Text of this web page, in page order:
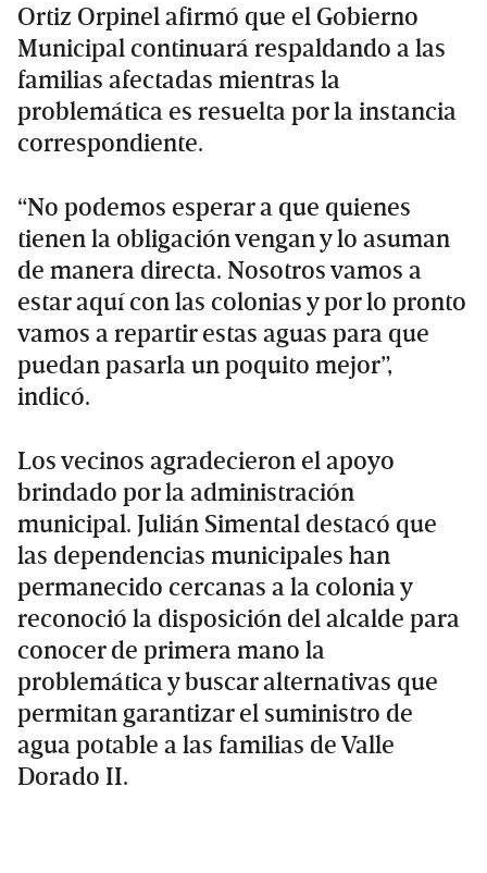
Ortiz Orpinel afirmó que el Gobierno
Municipal continuará respaldando a las
familias afectadas mientras la
problemática es resuelta por la instancia
correspondiente.
“No podemos esperar a que quienes
tienen la obligación vengan y lo asuman
de manera directa. Nosotros vamos a
estar aquí con las colonias y por lo pronto
vamos a repartir estas aguas para que
puedan pasarla un poquito mejor”,
indicó.
Los vecinos agradecieron el apoyo
brindado por la administración
municipal. Julián Simental destacó que
las dependencias municipales han
permanecido cercanas a la colonia y
reconoció la disposición del alcalde para
conocer de primera mano la
problemática y buscar alternativas que
permitan garantizar el suministro de
agua potable a las familias de Valle
Dorado II.